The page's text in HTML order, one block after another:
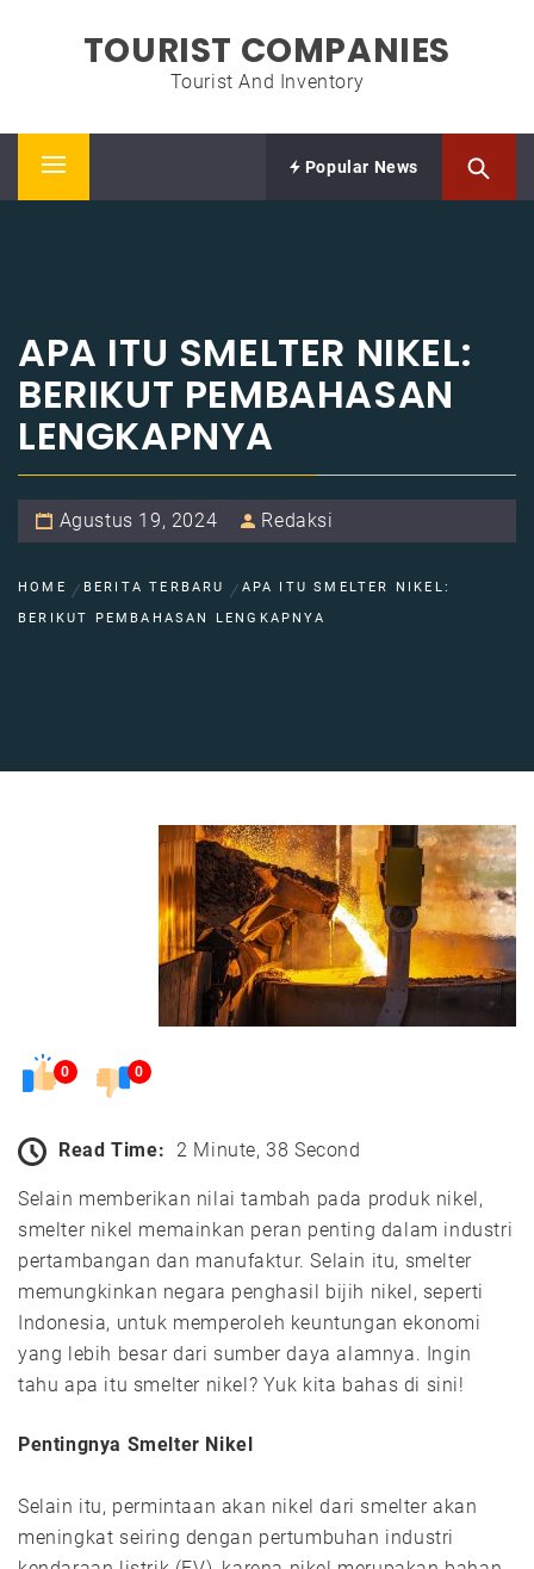
TOURIST COMPANIES
Tourist And Inventory
Primary
Popular News
APA ITU SMELTER NIKEL:
BERIKUT PEMBAHASAN
LENGKAPNYA
Agustus 19, 2024 Redaksi
HOME BERITA TERBARU
APA ITU SMELTER NIKEL:
BERIKUT PEMBAHASAN LENGKAPNYA
0 0
Read Time: 2 Minute, 38 Second
Selain memberikan nilai tambah pada produk nikel,
smelter nikel memainkan peran penting dalam industri
pertambangan dan manufaktur. Selain itu, smelter
memungkinkan negara penghasil bijih nikel, seperti
Indonesia, untuk memperoleh keuntungan ekonomi
yang lebih besar dari sumber daya alamnya. Ingin
tahu apa itu smelter nikel? Yuk kita bahas di sini!
Pentingnya Smelter Nikel
Selain itu, permintaan akan nikel dari smelter akan
meningkat seiring dengan pertumbuhan industri